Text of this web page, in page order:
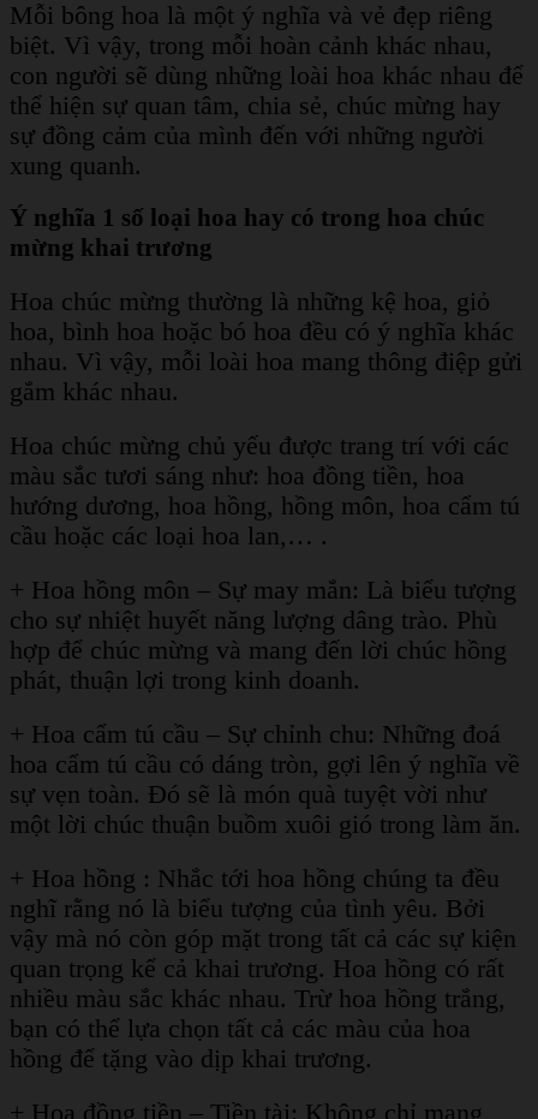
Mỗi bông hoa là một ý nghĩa và vẻ đẹp riêng
biệt. Vì vậy, trong mỗi hoàn cảnh khác nhau,
con người sẽ dùng những loài hoa khác nhau để
thể hiện sự quan tâm, chia sẻ, chúc mừng hay
sự đồng cảm của mình đến với những người
xung quanh.
Ý nghĩa 1 số loại hoa hay có trong hoa chúc
mừng khai trương
Hoa chúc mừng thường là những kệ hoa, giỏ
hoa, bình hoa hoặc bó hoa đều có ý nghĩa khác
nhau. Vì vậy, mỗi loài hoa mang thông điệp gửi
gắm khác nhau.
Hoa chúc mừng chủ yếu được trang trí với các
màu sắc tươi sáng như: hoa đồng tiền, hoa
hướng dương, hoa hồng, hồng môn, hoa cẩm tú
cầu hoặc các loại hoa lan,… .
+ Hoa hồng môn – Sự may mắn: Là biểu tượng
cho sự nhiệt huyết năng lượng dâng trào. Phù
hợp để chúc mừng và mang đến lời chúc hồng
phát, thuận lợi trong kinh doanh.
+ Hoa cẩm tú cầu – Sự chỉnh chu: Những đoá
hoa cẩm tú cầu có dáng tròn, gợi lên ý nghĩa về
sự vẹn toàn. Đó sẽ là món quà tuyệt vời như
một lời chúc thuận buồm xuôi gió trong làm ăn.
+ Hoa hồng : Nhắc tới hoa hồng chúng ta đều
nghĩ rằng nó là biểu tượng của tình yêu. Bởi
vậy mà nó còn góp mặt trong tất cả các sự kiện
quan trọng kể cả khai trương. Hoa hồng có rất
nhiều màu sắc khác nhau. Trừ hoa hồng trắng,
bạn có thể lựa chọn tất cả các màu của hoa
hồng để tặng vào dịp khai trương.